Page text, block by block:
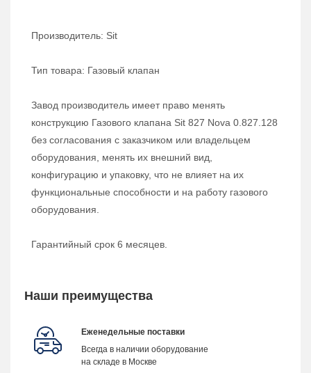
Производитель: Sit
Тип товара: Газовый клапан
Завод производитель имеет право менять
конструкцию Газового клапана Sit 827 Nova 0.827.128
без согласования с заказчиком или владельцем
оборудования, менять их внешний вид,
конфигурацию и упаковку, что не влияет на их
функциональные способности и на работу газового
оборудования.
Гарантийный срок 6 месяцев.
Наши преимущества
Еженедельные поставки
Всегда в наличии оборудование
на складе в Москве